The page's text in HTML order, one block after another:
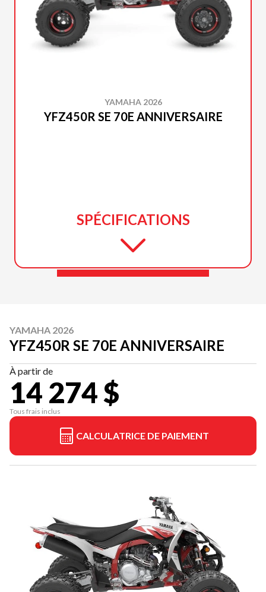
YAMAHA 2026
YFZ450R SE 70E ANNIVERSAIRE
SPÉCIFICATIONS
YAMAHA 2026
YFZ450R SE 70E ANNIVERSAIRE
À partir de
14 274 $
Tous frais inclus
CALCULATRICE DE PAIEMENT